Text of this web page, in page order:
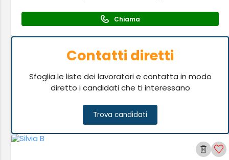
Chiama
Contatti diretti
Sfoglia le liste dei lavoratori e contatta in modo
diretto i candidati che ti interessano
Trova candidati